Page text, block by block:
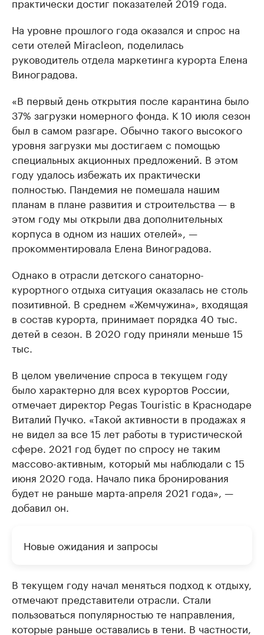
На уровне прошлого года оказался и спрос на
сети отелей Miracleon, поделилась
руководитель отдела маркетинга курорта Елена
Виноградова.
«В первый день открытия после карантина было
37% загрузки номерного фонда. К 10 июля сезон
был в самом разгаре. Обычно такого высокого
уровня загрузки мы достигаем с помощью
специальных акционных предложений. В этом
году удалось избежать их практически
полностью. Пандемия не помешала нашим
планам в плане развития и строительства — в
этом году мы открыли два дополнительных
корпуса в одном из наших отелей», —
прокомментировала Елена Виноградова.
Однако в отрасли детского санаторно-
курортного отдыха ситуация оказалась не столь
позитивной. В среднем «Жемчужина», входящая
в состав курорта, принимает порядка 40 тыс.
детей в сезон. В 2020 году приняли меньше 15
тыс.
В целом увеличение спроса в текущем году
было характерно для всех курортов России,
отмечает директор Pegas Touristic в Краснодаре
Виталий Пучко. «Такой активности в продажах я
не видел за все 15 лет работы в туристической
сфере. 2021 год будет по спросу не таким
массово-активным, который мы наблюдали с 15
июня 2020 года. Начало пика бронирования
будет не раньше марта-апреля 2021 года», —
добавил он.
Новые ожидания и запросы
В текущем году начал меняться подход к отдыху,
отмечают представители отрасли. Стали
пользоваться популярностью те направления,
которые раньше оставались в тени. В частности,